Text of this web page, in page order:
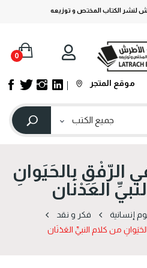
لنشر الكتاب المختص و توزيعه
0
موقع المتجر
الرّفْقِ بالحَيَوانِ
العَدْنَان
إنسانية
فكر و نقد
من كلام النبيِّ العَدْنَان